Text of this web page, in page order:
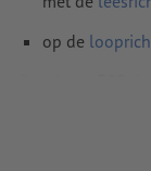
op de
4 mm afstand